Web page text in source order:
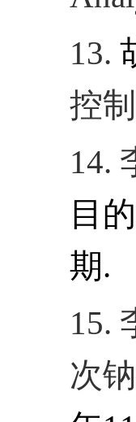
13.
控
14.
目
期.
15.
次